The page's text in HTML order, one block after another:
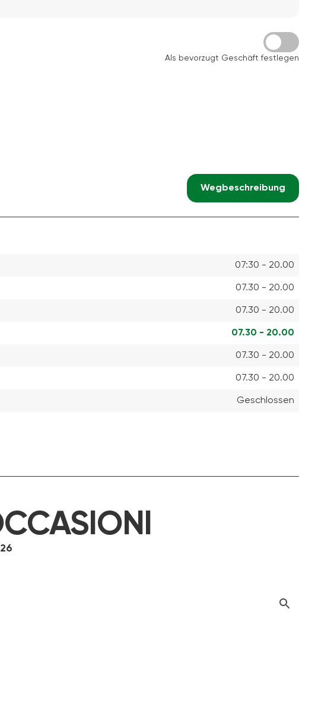
Als bevorzugt Geschäft festlegen
Wegbeschreibung
07:30 - 20.00
07.30 - 20.00
07.30 - 20.00
07.30 - 20.00
07.30 - 20.00
07.30 - 20.00
Geschlossen